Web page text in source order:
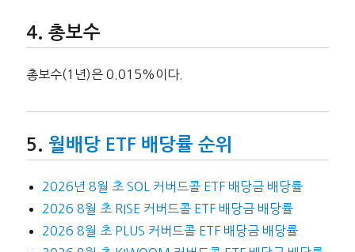
총보수
총보수(1년)은 0.015%이다.
월배당 ETF 배당률 순위
2026년 8월 초 SOL 커버드콜 ETF 배당금 배당률
2026 8월 초 RISE 커버드콜 ETF 배당금 배당률
2026 8월 초 PLUS 커버드콜 ETF 배당금 배당률